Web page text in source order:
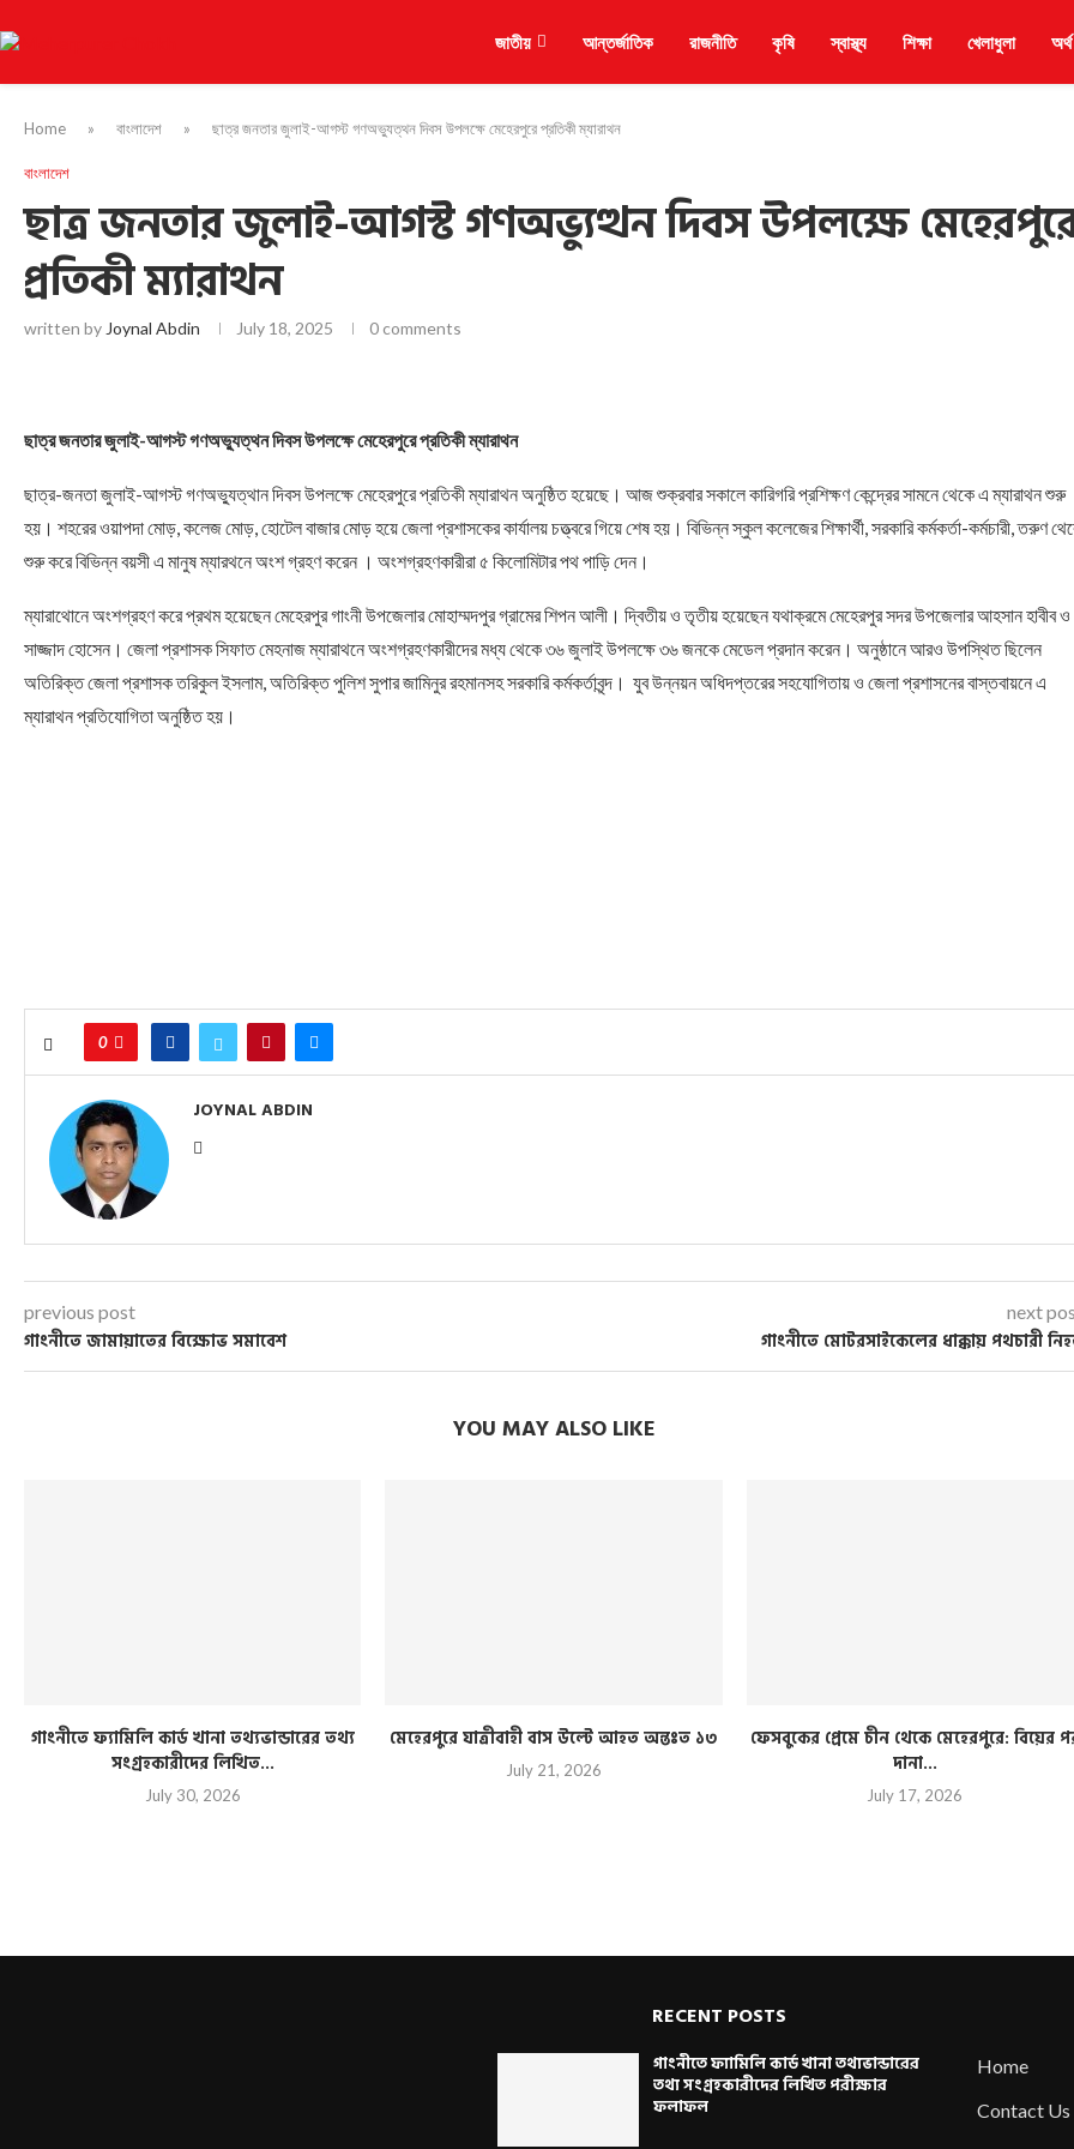
জাতীয় আন্তর্জাতিক রাজনীতি কৃষি স্বাস্থ্য শিক্ষা খেলাধুলা
Home » বাংলাদেশ » ছাত্র জনতার জুলাই-আগস্ট গণঅভ্যুত্থন দিবস উপলক্ষে মেহেরপুরে প্রতিকী ম্যারাথন
বাংলাদেশ
ছাত্র জনতার জুলাই-আগস্ট গণঅভ্যুত্থন দিবস উপলক্ষে
প্রতিকী ম্যারাথন
written by Joynal Abdin July 18, 2025 0 comments
ছাত্র জনতার জুলাই-আগস্ট গণঅভ্যুত্থন দিবস উপলক্ষে মেহেরপুরে প্রতিকী ম্যারাথন
ছাত্র-জনতা জুলাই-আগস্ট গণঅভ্যুত্থান দিবস উপলক্ষে মেহেরপুরে প্রতিকী ম্যারাথন অনুষ্ঠিত হয়েছে। আজ শুক্রবার সকালে কারিগরি প্রশিক্ষণ কেন্দ্রের সামনে থেকে এ ম্যারাথন শুরু
হয়। শহরের ওয়াপদা মোড়, কলেজ মোড়, হোটেল বাজার মোড় হয়ে জেলা প্রশাসকের কার্যালয় চত্ত্বরে গিয়ে শেষ হয়। বিভিন্ন স্কুল কলেজের শিক্ষার্থী, সরকারি কর্মকর্তা-কর্মচারী, তরুণ
শুরু করে বিভিন্ন বয়সী এ মানুষ ম্যারথনে অংশ গ্রহণ করেন । অংশগ্রহণকারীরা ৫ কিলোমিটার পথ পাড়ি দেন।
ম্যারাথোনে অংশগ্রহণ করে প্রথম হয়েছেন মেহেরপুর গাংনী উপজেলার মোহাম্মদপুর গ্রামের শিপন আলী। দ্বিতীয় ও তৃতীয় হয়েছেন যথাক্রমে মেহেরপুর সদর উপজেলার আহসান হাবীব ও
সাজ্জাদ হোসেন। জেলা প্রশাসক সিফাত মেহনাজ ম্যারাথনে অংশগ্রহণকারীদের মধ্য থেকে ৩৬ জুলাই উপলক্ষে ৩৬ জনকে মেডেল প্রদান করেন। অনুষ্ঠানে আরও উপস্থিত ছিলেন
অতিরিক্ত জেলা প্রশাসক তরিকুল ইসলাম, অতিরিক্ত পুলিশ সুপার জামিনুর রহমানসহ সরকারি কর্মকর্তাবৃন্দ। যুব উন্নয়ন অধিদপ্তরের সহযোগিতায় ও জেলা প্রশাসনের বাস্তবায়নে এ
ম্যারাথন প্রতিযোগিতা অনুষ্ঠিত হয়।
0
JOYNAL ABDIN
previous post
গাংনীতে জামায়াতের বিক্ষোভ সমাবেশ
next
গাংনীতে মোটরসাইকেলের ধাক্কায় পথচারী
YOU MAY ALSO LIKE
গাংনীতে ফ্যামিলি কার্ড খানা তথ্যভান্ডারের তথ্য
সংগ্রহকারীদের লিখিত...
July 30, 2026
মেহেরপুরে যাত্রীবাহী বাস উল্টে আহত অন্তঃত ১৩
July 21, 2026
ফেসবুকের প্রেমে চীন থেকে মেহেরপুরে: বিয়ের
দানা...
July 17, 2026
RECENT POSTS
গাংনীতে ফ্যামিলি কার্ড খানা তথ্যভান্ডারের
তথ্য সংগ্রহকারীদের লিখিত পরীক্ষার
ফলাফল
Home
Contact Us